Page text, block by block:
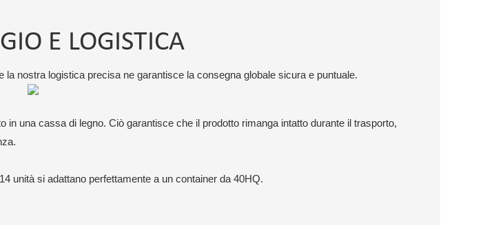
E LOGISTICA
nostra logistica precisa ne garantisce la consegna globale sicura e puntuale.
una cassa di legno. Ciò garantisce che il prodotto rimanga intatto durante il trasporto,
unità si adattano perfettamente a un container da 40HQ.